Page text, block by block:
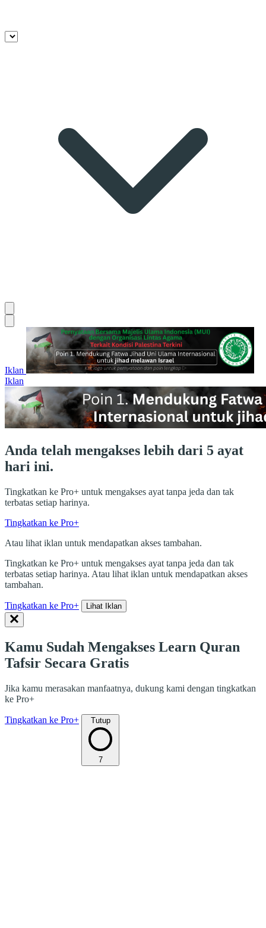
Iklan
Iklan
Anda telah mengakses lebih dari 5 ayat
hari ini.
Tingkatkan ke Pro+ untuk mengakses ayat tanpa jeda dan tak
terbatas setiap harinya.
Tingkatkan ke Pro+
Atau lihat iklan untuk mendapatkan akses tambahan.
Tingkatkan ke Pro+ untuk mengakses ayat tanpa jeda dan tak
terbatas setiap harinya. Atau lihat iklan untuk mendapatkan akses
tambahan.
Tingkatkan ke Pro+ Lihat Iklan
Kamu Sudah Mengakses Learn Quran
Tafsir Secara Gratis
Jika kamu merasakan manfaatnya, dukung kami dengan tingkatkan
ke Pro+
Tingkatkan ke Pro+ Tutup
7